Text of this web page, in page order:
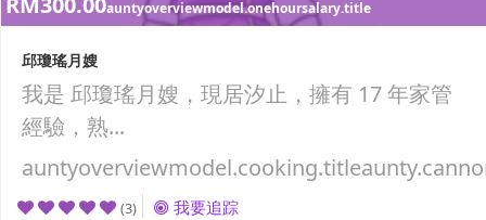
auntyoverviewmodel.onehoursalary.title
邱瓊瑤月嫂
我是 邱瓊瑤月嫂，現居汐止，擁有 17 年家管
經驗，熟...
(3) 我要追踪